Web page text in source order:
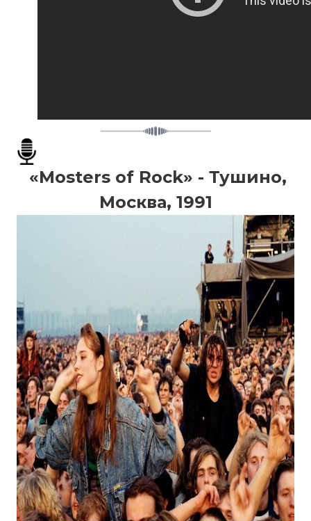
«Mosters of Rock» - Тушино,
Москва, 1991